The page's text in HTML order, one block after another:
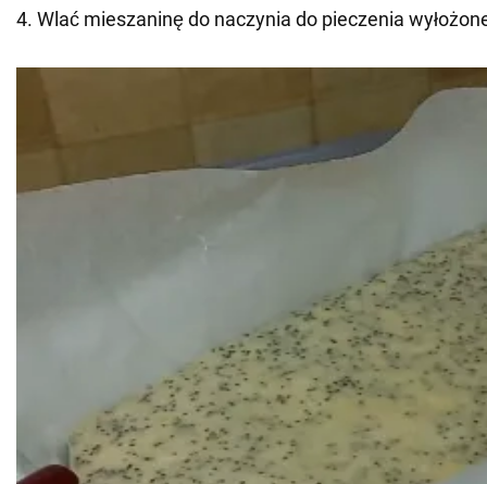
4. Wlać mieszaninę do naczynia do pieczenia